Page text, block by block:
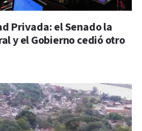
Privada: el Senado la
y el Gobierno cedió otro